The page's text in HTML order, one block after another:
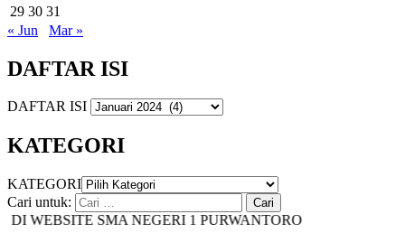
29 30 31
« Jun
Mar »
DAFTAR ISI
DAFTAR ISI
KATEGORI
KATEGORI
Cari untuk:
WEBSITE SMA NEGERI 1 PURWANTORO